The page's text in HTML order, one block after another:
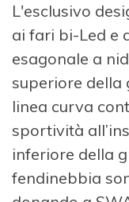
L'esclusivo
ai fari bi-Led e
esagonale a
superiore della
linea curva
sportività
inferiore della
fendinebbia